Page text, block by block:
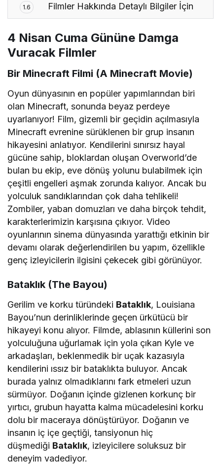
1.6 Filmler Hakkında Detaylı Bilgiler İçin
4 Nisan Cuma Gününe Damga
Vuracak Filmler
Bir Minecraft Filmi (A Minecraft Movie)
Oyun dünyasının en popüler yapımlarından biri
olan Minecraft, sonunda beyaz perdeye
uyarlanıyor! Film, gizemli bir geçidin açılmasıyla
Minecraft evrenine sürüklenen bir grup insanın
hikayesini anlatıyor. Kendilerini sınırsız hayal
gücüne sahip, bloklardan oluşan Overworld’de
bulan bu ekip, eve dönüş yolunu bulabilmek için
çeşitli engelleri aşmak zorunda kalıyor. Ancak bu
yolculuk sandıklarından çok daha tehlikeli!
Zombiler, yaban domuzları ve daha birçok tehdit,
karakterlerimizin karşısına çıkıyor. Video
oyunlarının sinema dünyasında yarattığı etkinin bir
devamı olarak değerlendirilen bu yapım, özellikle
genç izleyicilerin ilgisini çekecek gibi görünüyor.
Bataklık (The Bayou)
Gerilim ve korku türündeki Bataklık, Louisiana
Bayou’nun derinliklerinde geçen ürkütücü bir
hikayeyi konu alıyor. Filmde, ablasının küllerini son
yolculuğuna uğurlamak için yola çıkan Kyle ve
arkadaşları, beklenmedik bir uçak kazasıyla
kendilerini ıssız bir bataklıkta buluyor. Ancak
burada yalnız olmadıklarını fark etmeleri uzun
sürmüyor. Doğanın içinde gizlenen korkunç bir
yırtıcı, grubun hayatta kalma mücadelesini korku
dolu bir maceraya dönüştürüyor. Doğanın ve
insanın iç içe geçtiği, tansiyonun hiç
düşmediği Bataklık, izleyicilere soluksuz bir
deneyim vadediyor.